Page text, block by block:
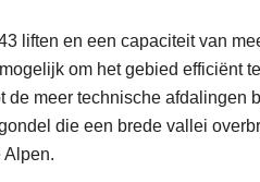
liften en een capaciteit van
om het gebied efficiënt
de meer technische afdalingen
die een brede vallei
Alpen.